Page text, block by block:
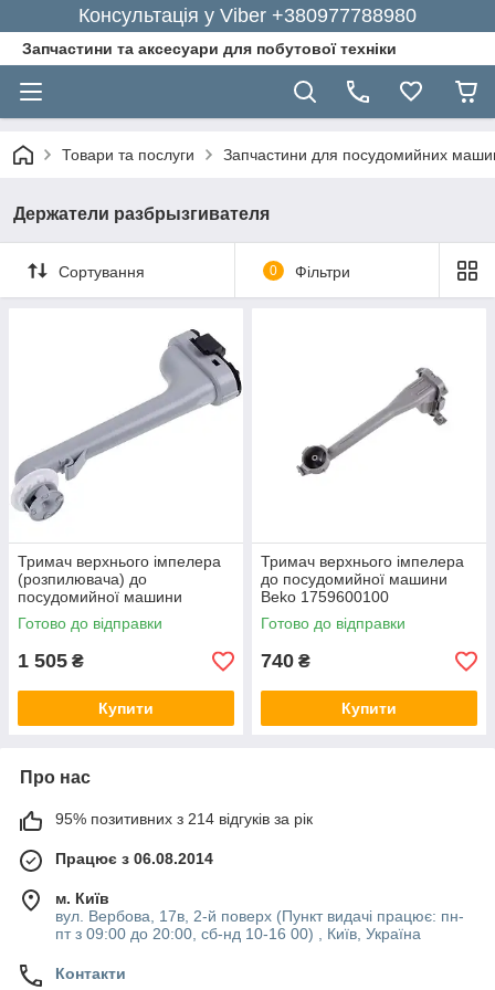
Консультація у Viber +380977788980
Запчастини та аксесуари для побутової техніки
Товари та послуги Запчастини для посудомийних
Держатели разбрызгивателя
Сортування 0 Фільтри
Тримач верхнього імпелера
(розпилювача) до
посудомийної машини
Electrolux 1173858109
Готово до відправки
1 505 ₴
Купити
Тримач верхнього імпелера
до посудомийної машини
Beko 1759600100
Готово до відправки
740 ₴
Купити
Про нас
95% позитивних з 214 відгуків за рік
Працює з 06.08.2014
м. Київ
вул. Вербова, 17в, 2-й поверх (Пункт видачі працює: пн-
пт з 09:00 до 20:00, сб-нд 10-16 00) , Київ, Україна
Контакти